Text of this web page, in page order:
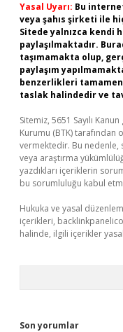
Yasal Uyarı: Bu
veya şahıs şirketi ile
Sitede yalnızca kendi
paylaşılmaktadır.
taşımamakta olup,
paylaşım
benzerlikleri
taslak halindedir ve
Sitemiz, 5651 Sayılı
Kurumu (BTK) tarafından
vermektedir. Bu
veya araştırma
yazdıkları içeriklerin
bu sorumluluğu kabul
Hukuka ve yasal
içerikleri,
halinde, ilgili içerikler
Son yorumlar